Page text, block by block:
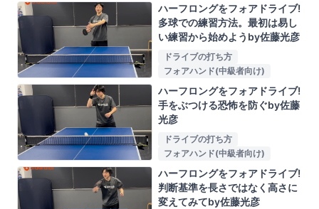
ハーフロングをフォアドライブ!
多球での練習方法。最初は易し
い練習から始めようby佐藤光彦
ドライブの打ち方
フォアハンド(中級者向け)
ハーフロングをフォアドライブ!
手をぶつける恐怖を防ぐby佐藤
光彦
ドライブの打ち方
フォアハンド(中級者向け)
ハーフロングをフォアドライブ!
判断基準を長さではなく高さに
変えてみてby佐藤光彦